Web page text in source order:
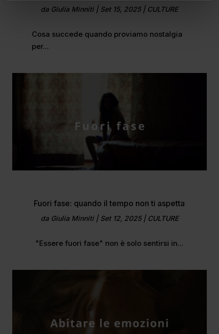
da Giulia Minniti| Set 15, 2025| CULTURE
Cosa succede quando proviamo nostalgia
per...
Fuori fase: quando il tempo non ti aspetta
da Giulia Minniti| Set 12, 2025| CULTURE
"Essere fuori fase" non è solo sentirsi in...